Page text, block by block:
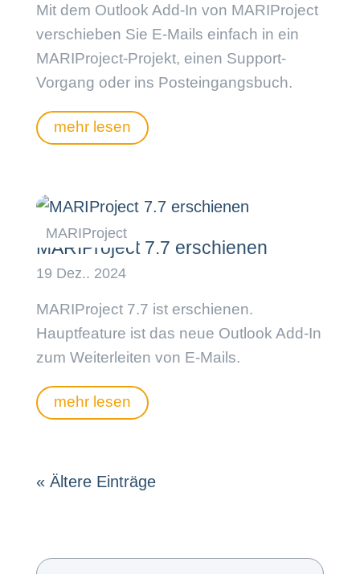
Mit dem Outlook Add-In von MARIProject
verschieben Sie E-Mails einfach in ein
MARIProject-Projekt, einen Support-
Vorgang oder ins Posteingangsbuch.
mehr lesen
MARIProject 7.7 erschienen
MARIProject 7.7 ist erschienen.
Hauptfeature ist das neue Outlook Add-In
zum Weiterleiten von E-Mails.
mehr lesen
« Ältere Einträge